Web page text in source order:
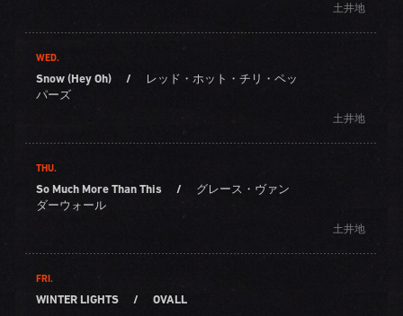
土井地
WED.
Snow (Hey Oh) /
レッド・ホット・チリ・ペッ
パーズ
土井地
THU.
So Much More Than This /
グレース・ヴァン
ダーウォール
土井地
FRI.
WINTER LIGHTS / OVALL